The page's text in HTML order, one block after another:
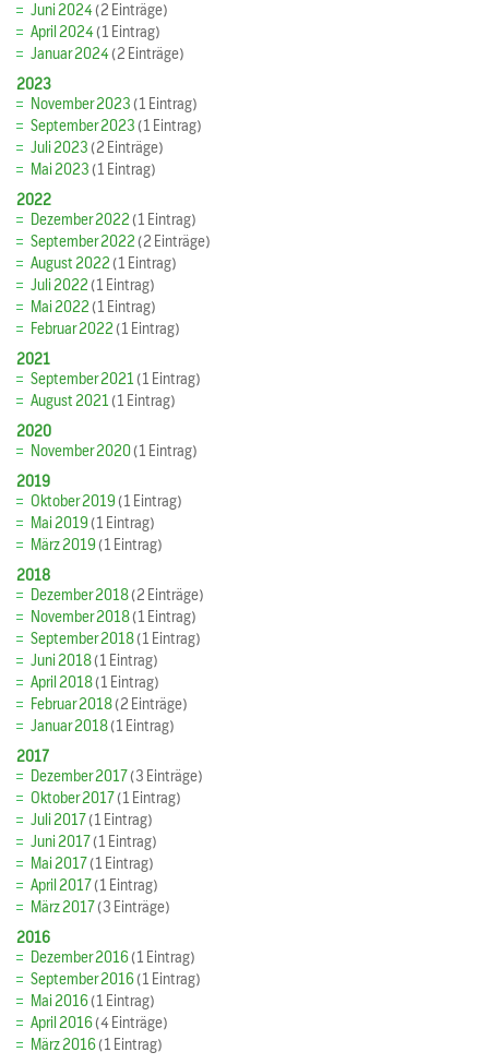
Juni 2024(2 Einträge)
April 2024(1 Eintrag)
Januar 2024(2 Einträge)
2023
November 2023(1 Eintrag)
September 2023(1 Eintrag)
Juli 2023(2 Einträge)
Mai 2023(1 Eintrag)
2022
Dezember 2022(1 Eintrag)
September 2022(2 Einträge)
August 2022(1 Eintrag)
Juli 2022(1 Eintrag)
Mai 2022(1 Eintrag)
Februar 2022(1 Eintrag)
2021
September 2021(1 Eintrag)
August 2021(1 Eintrag)
2020
November 2020(1 Eintrag)
2019
Oktober 2019(1 Eintrag)
Mai 2019(1 Eintrag)
März 2019(1 Eintrag)
2018
Dezember 2018(2 Einträge)
November 2018(1 Eintrag)
September 2018(1 Eintrag)
Juni 2018(1 Eintrag)
April 2018(1 Eintrag)
Februar 2018(2 Einträge)
Januar 2018(1 Eintrag)
2017
Dezember 2017(3 Einträge)
Oktober 2017(1 Eintrag)
Juli 2017(1 Eintrag)
Juni 2017(1 Eintrag)
Mai 2017(1 Eintrag)
April 2017(1 Eintrag)
März 2017(3 Einträge)
2016
Dezember 2016(1 Eintrag)
September 2016(1 Eintrag)
Mai 2016(1 Eintrag)
April 2016(4 Einträge)
März 2016(1 Eintrag)